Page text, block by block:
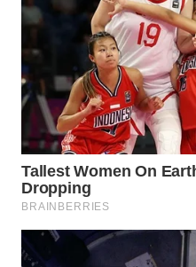
Wahana
Group
WAHANA
NEWS
WAHANA
TANI
ADVOKAT